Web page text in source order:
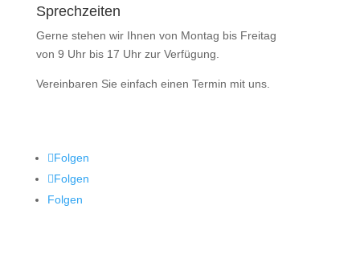
Sprechzeiten
Gerne stehen wir Ihnen von Montag bis Freitag
von 9 Uhr bis 17 Uhr zur Verfügung.
Vereinbaren Sie einfach einen Termin mit uns.
Folgen
Folgen
Folgen